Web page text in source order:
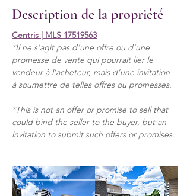
Description de la propriété
Centris | MLS 17519563
*Il ne s'agit pas d'une offre ou d'une
promesse de vente qui pourrait lier le
vendeur à l'acheteur, mais d'une invitation
à soumettre de telles offres ou promesses.
*This is not an offer or promise to sell that
could bind the seller to the buyer, but an
invitation to submit such offers or promises.